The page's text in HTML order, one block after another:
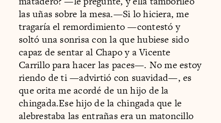
las uñas sobre la mesa.—Si lo hiciera, me
tragaría el remordimiento —contestó y
soltó una sonrisa con la que hubiese sido
capaz de sentar al Chapo y a Vicente
Carrillo para hacer las paces—. No me estoy
riendo de ti —advirtió con suavidad—, es
que orita me acordé de un hijo de la
chingada.Ese hijo de la chingada que le
alebrestaba las entrañas era un matoncillo